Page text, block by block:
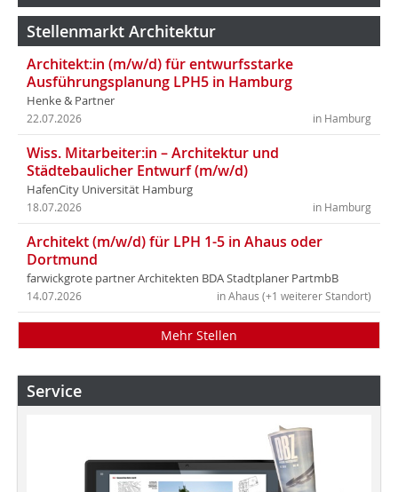
Stellenmarkt Architektur
Architekt:in (m/w/d) für entwurfsstarke
Ausführungsplanung LPH5 in Hamburg
Henke & Partner
in Hamburg
22.07.2026
Wiss. Mitarbeiter:in – Architektur und
Städtebaulicher Entwurf (m/w/d)
HafenCity Universität Hamburg
in Hamburg
18.07.2026
Architekt (m/w/d) für LPH 1-5 in Ahaus oder
Dortmund
farwickgrote partner Architekten BDA Stadtplaner PartmbB
in Ahaus (+1 weiterer Standort)
14.07.2026
Mehr Stellen
Service